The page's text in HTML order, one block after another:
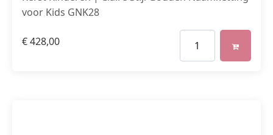
voor Kids GNK28
€428,00